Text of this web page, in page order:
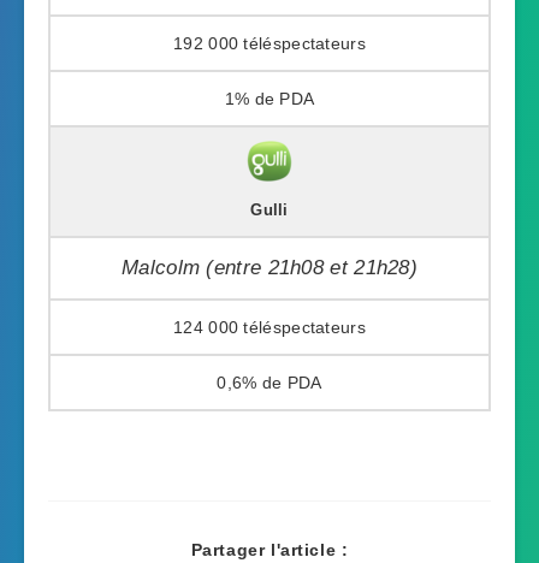
192 000
1%
Gulli
Malcolm (entre 21h08 et 21h28)
124 000
0,6%
Partager l'article :